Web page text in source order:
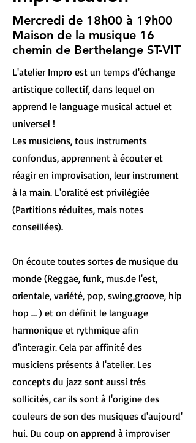
Mercredi de 18h00 à 19h00
Maison de la musique 16
chemin de Berthelange ST-VIT
L'atelier Impro est un temps d'échange
artistique collectif, dans lequel on
apprend le language musical actuel et
universel !
Les musiciens, tous instruments
confondus, apprennent à écouter et
réagir en improvisation, leur instrument
à la main. L'oralité est privilégiée
(Partitions réduites, mais notes
conseillées).
On écoute toutes sortes de musique du
monde (Reggae, funk, mus.de l'est,
orientale, variété, pop, swing,groove, hip
hop ... ) et on définit le language
harmonique et rythmique afin
d'interagir. Cela par affinité des
musiciens présents à l'atelier. Les
concepts du jazz sont aussi trés
sollicités, car ils sont à l'origine des
couleurs de son des musiques d'aujourd'
hui. Du coup on apprend à improviser